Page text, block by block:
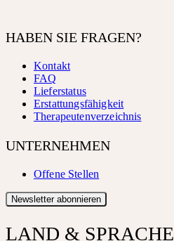
HABEN SIE FRAGEN?
Kontakt
FAQ
Lieferstatus
Erstattungsfähigkeit
Therapeutenverzeichnis
UNTERNEHMEN
Offene Stellen
Newsletter abonnieren
LAND & SPRACHE